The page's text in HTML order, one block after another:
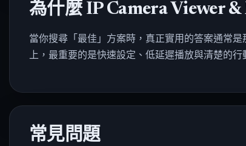
為什麼 IP Camera Viewer
當你搜尋「最佳」方案時，真正實用的答案通常
上，最重要的是快速設定、低延遲播放與清楚的行
常見問題